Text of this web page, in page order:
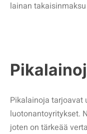
lainan
Pikalainoja tarjoavat
luotonantoyritykset.
joten on tärkeää